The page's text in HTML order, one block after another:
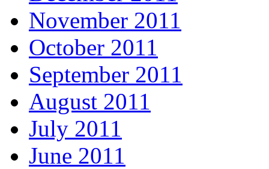
November 2011
October 2011
September 2011
August 2011
July 2011
June 2011